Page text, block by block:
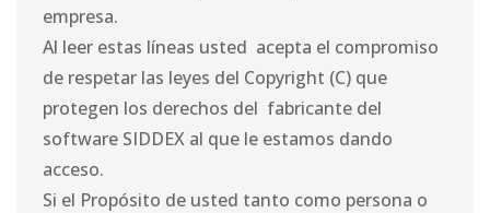
empresa.
Al leer estas líneas usted acepta el compromiso
de respetar las leyes del Copyright (C) que
protegen los derechos del fabricante del
software SIDDEX al que le estamos dando
acceso.
Si el Propósito de usted tanto como persona o